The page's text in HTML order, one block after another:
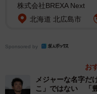
「備後」の「後」と藤
ったといわれている。
領をもらって広がって
波羅評定衆をつとめてお
株式会社BREXA Next
北海道 北広島市
Sponsored by
お
メジャーな名字だ
こ」ではない 「